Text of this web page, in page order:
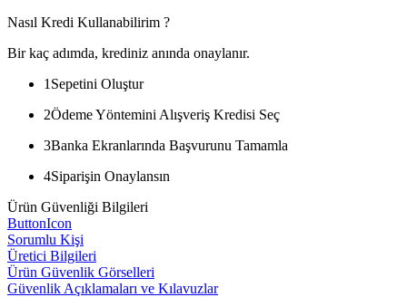
Nasıl Kredi Kullanabilirim ?
Bir kaç adımda, krediniz anında onaylanır.
1 Sepetini Oluştur
2Ödeme Yöntemini Alışveriş Kredisi Seç
3Banka Ekranlarında Başvurunu Tamamla
4Siparişin Onaylansın
Ürün Güvenliği Bilgileri
ButtonIcon
Sorumlu Kişi
Üretici Bilgileri
Ürün Güvenlik Görselleri
Güvenlik Açıklamaları ve Kılavuzlar